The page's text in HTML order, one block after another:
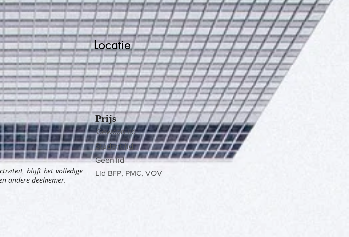
blijft het volledige
andere deelnemer.
Locatie
Prijs
Gewoon lid
Student-lid
Geen lid
Lid BFP, PMC, VOV